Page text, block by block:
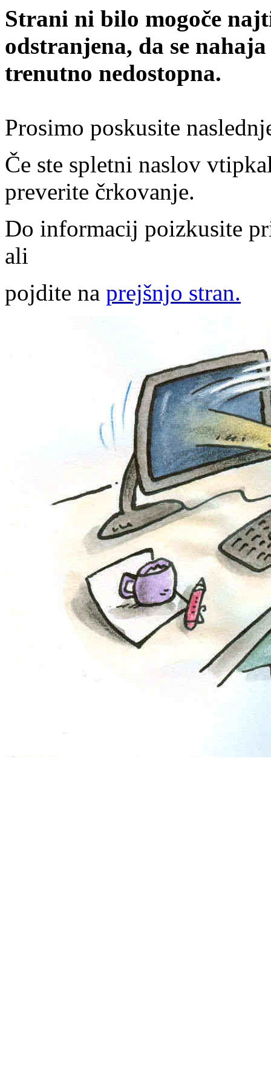
Strani ni bilo mogoče
odstranjena, da se
trenutno nedostopna.
Prosimo poskusite
Če ste spletni naslov
preverite črkovanje.
Do informacij poizkusite
ali
pojdite na prejšnjo stran.